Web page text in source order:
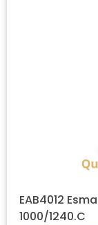
EAB4012
1000/1240.C